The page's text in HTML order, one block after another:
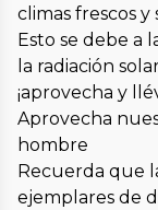
climas frescos
Esto se debe a
la radiación
¡aprovecha y
Aprovecha
hombre
Recuerda que
ejemplares de